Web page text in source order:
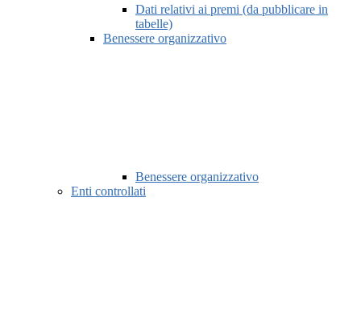
Dati relativi ai premi (da pubblicare in
tabelle)
Benessere organizzativo
Benessere organizzativo
Enti controllati